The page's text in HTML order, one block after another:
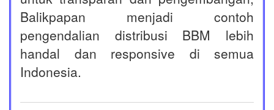
Balikpapan menjadi contoh
pengendalian distribusi BBM lebih
handal dan responsive di semua
Indonesia.